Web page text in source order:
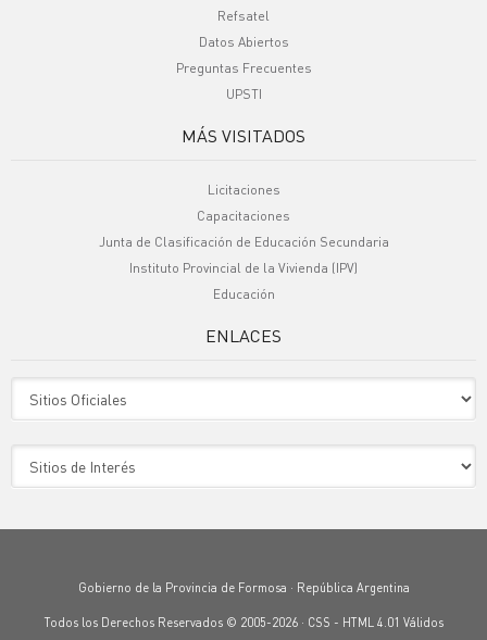
Refsatel
Datos Abiertos
Preguntas Frecuentes
UPSTI
MÁS VISITADOS
Licitaciones
Capacitaciones
Junta de Clasificación de Educación Secundaria
Instituto Provincial de la Vivienda (IPV)
Educación
ENLACES
Gobierno de la Provincia de Formosa · República Argentina
Todos los Derechos Reservados © 2005-2026 · CSS - HTML 4.01 Válidos